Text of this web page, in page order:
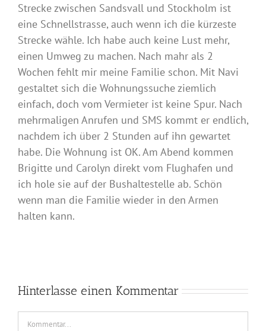
Strecke zwischen Sandsvall und Stockholm ist
eine Schnellstrasse, auch wenn ich die kürzeste
Strecke wähle. Ich habe auch keine Lust mehr,
einen Umweg zu machen. Nach mahr als 2
Wochen fehlt mir meine Familie schon. Mit Navi
gestaltet sich die Wohnungssuche ziemlich
einfach, doch vom Vermieter ist keine Spur. Nach
mehrmaligen Anrufen und SMS kommt er endlich,
nachdem ich über 2 Stunden auf ihn gewartet
habe. Die Wohnung ist OK. Am Abend kommen
Brigitte und Carolyn direkt vom Flughafen und
ich hole sie auf der Bushaltestelle ab. Schön
wenn man die Familie wieder in den Armen
halten kann.
Hinterlasse einen Kommentar
Kommentar